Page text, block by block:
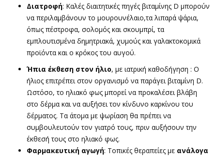
Διατροφή: Καλές διαιτητικές πηγές βιταμίνης D μπορούν
να περιλαμβάνουν το μουρουνέλαιο,τα λιπαρά ψάρια,
όπως πέστροφα, σολομός και σκουμπρί, τα
εμπλουτισμένα δημητριακά, χυμούς και γαλακτοκομικά
προϊόντα και ο κρόκος του αυγού.
Ήπια έκθεση στον ήλιο, με ιατρική καθοδήγηση : Ο
ήλιος επιτρέπει στον οργανισμό να παράγει βιταμίνη D.
Ωστόσο, το ηλιακό φως μπορεί να προκαλέσει βλάβη
στο δέρμα και να αυξήσει τον κίνδυνο καρκίνου του
δέρματος. Τα άτομα με ψωρίαση θα πρέπει να
συμβουλευτούν τον γιατρό τους, πριν αυξήσουν την
έκθεσή τους στο ηλιακό φως.
Φαρμακευτική αγωγή: Τοπικές θεραπείες με ανάλογα